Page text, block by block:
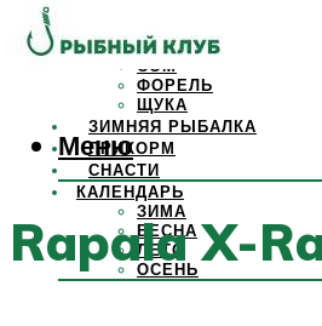
САЗАН
СОМ
ФОРЕЛЬ
ЩУКА
ЗИМНЯЯ РЫБАЛКА
ПРИКОРМ
СНАСТИ
КАЛЕНДАРЬ
ЗИМА
ВЕСНА
ЛЕТО
ОСЕНЬ
Меню
Rapala X-